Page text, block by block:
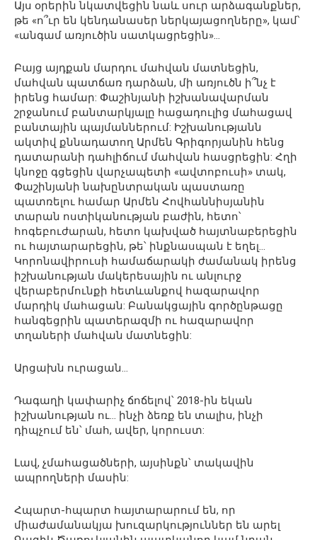
Այս օրերին նկատվեցին նաև սուր արձագանքներ,
թե «ո՞ւր են կենդանասեր ներկայացողները», կամ՝
«անգամ առյուծին սատկացրեցին»…
Բայց այդքան մարդու մահվան մատնեցին,
մահվան պատճառ դարձան, մի առյուծն ի՞նչ է
իրենց համար: Փաշինյանի իշխանավարման
շրջանում բանտարկյալը հացադուլից մահացավ
բանտային պայմաններում: Իշխանությանն
ակտիվ քննադատող Արմեն Գրիգորյանին հենց
դատարանի դահլիճում մահվան հասցրեցին: Հղի
կնոջը գցեցին վարչապետի «ավտոբուսի» տակ,
Փաշինյանի նախընտրական պաստառը
պատռելու համար Արմեն Հովհաննիսյանին
տարան ոստիկանության բաժին, հետո՝
հոգեբուժարան, հետո կախված հայտնաբերեցին
ու հայտարարեցին, թե՝ ինքնասպան է եղել…
Կորոնավիրուսի համաճարակի ժամանակ իրենց
իշխանության մակերեսային ու անլուրջ
վերաբերմունքի հետևանքով հազարավոր
մարդիկ մահացան: Բանակցային գործընթացը
հանգեցրին պատերազմի ու հազարավոր
տղաների մահվան մատնեցին:
Արցախն ուրացան…
Դագաղի կափարիչ ճոճելով՝ 2018-ին եկան
իշխանության ու… ինչի ձեռք են տալիս, ինչի
դիպչում են՝ մահ, ավեր, կորուստ:
Լավ, չմահացածների, այսինքն՝ տակավին
ապրողների մասին:
Հպարտ-հպարտ հայտարարում են, որ
միաժամանակյա խուզարկություններ են արել